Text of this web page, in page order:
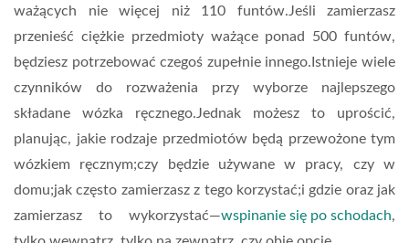
ważących nie więcej niż 110 funtów.Jeśli zamierzasz
przenieść ciężkie przedmioty ważące ponad 500 funtów,
będziesz potrzebować czegoś zupełnie innego.Istnieje wiele
czynników do rozważenia przy wyborze najlepszego
składane wózka ręcznego.Jednak możesz to uprościć,
planując, jakie rodzaje przedmiotów będą przewożone tym
wózkiem ręcznym;czy będzie używane w pracy, czy w
domu;jak często zamierzasz z tego korzystać;i gdzie oraz jak
zamierzasz to wykorzystać—wspinanie się po schodach,